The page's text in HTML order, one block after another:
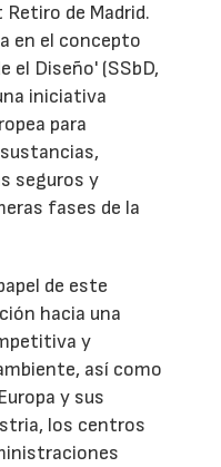
de Madrid.
en el concepto
el Diseño' (SSbD,
iniciativa
para
seguros y
fases de la
de este
hacia una
y
así como
y sus
los centros